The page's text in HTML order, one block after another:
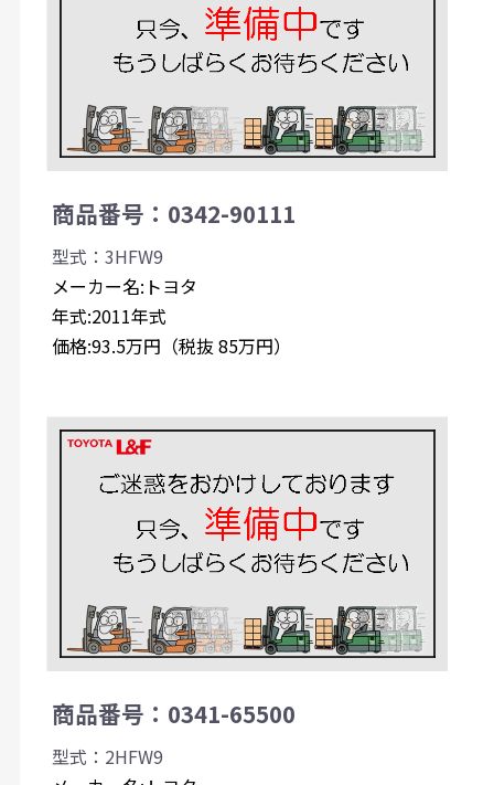
商品番号：0342-90111
型式：3HFW9
メーカー名:トヨタ
年式:2011年式
価格:93.5万円（税抜 85万円）
商品番号：0341-65500
型式：2HFW9